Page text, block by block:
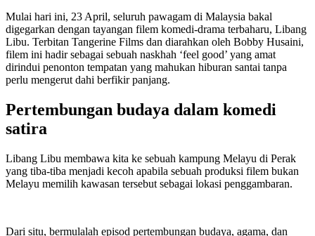
Mulai hari ini, 23 April, seluruh pawagam di Malaysia bakal
digegarkan dengan tayangan filem komedi-drama terbaharu, Libang
Libu. Terbitan Tangerine Films dan diarahkan oleh Bobby Husaini,
filem ini hadir sebagai sebuah naskhah ‘feel good’ yang amat
dirindui penonton tempatan yang mahukan hiburan santai tanpa
perlu mengerut dahi berfikir panjang.
Pertembungan budaya dalam komedi
satira
Libang Libu membawa kita ke sebuah kampung Melayu di Perak
yang tiba-tiba menjadi kecoh apabila sebuah produksi filem bukan
Melayu memilih kawasan tersebut sebagai lokasi penggambaran.
Dari situ, bermulalah episod pertembungan budaya, agama, dan